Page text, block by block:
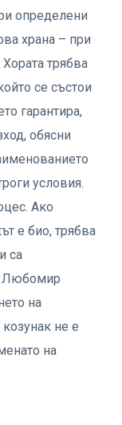
определени
храна – при
трябва
се състои
гарантира,
обясни
условия.
Ако
е био, трябва
са
Любомир
на
не е
на